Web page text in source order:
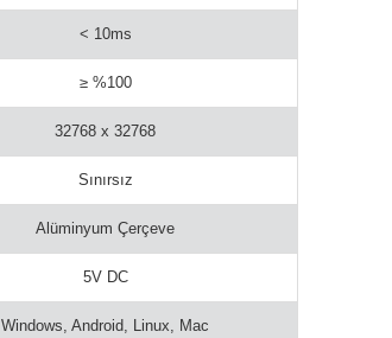
< 10ms
≥ %100
32768 x 32768
Sınırsız
Alüminyum Çerçeve
5V DC
Windows, Android, Linux, Mac